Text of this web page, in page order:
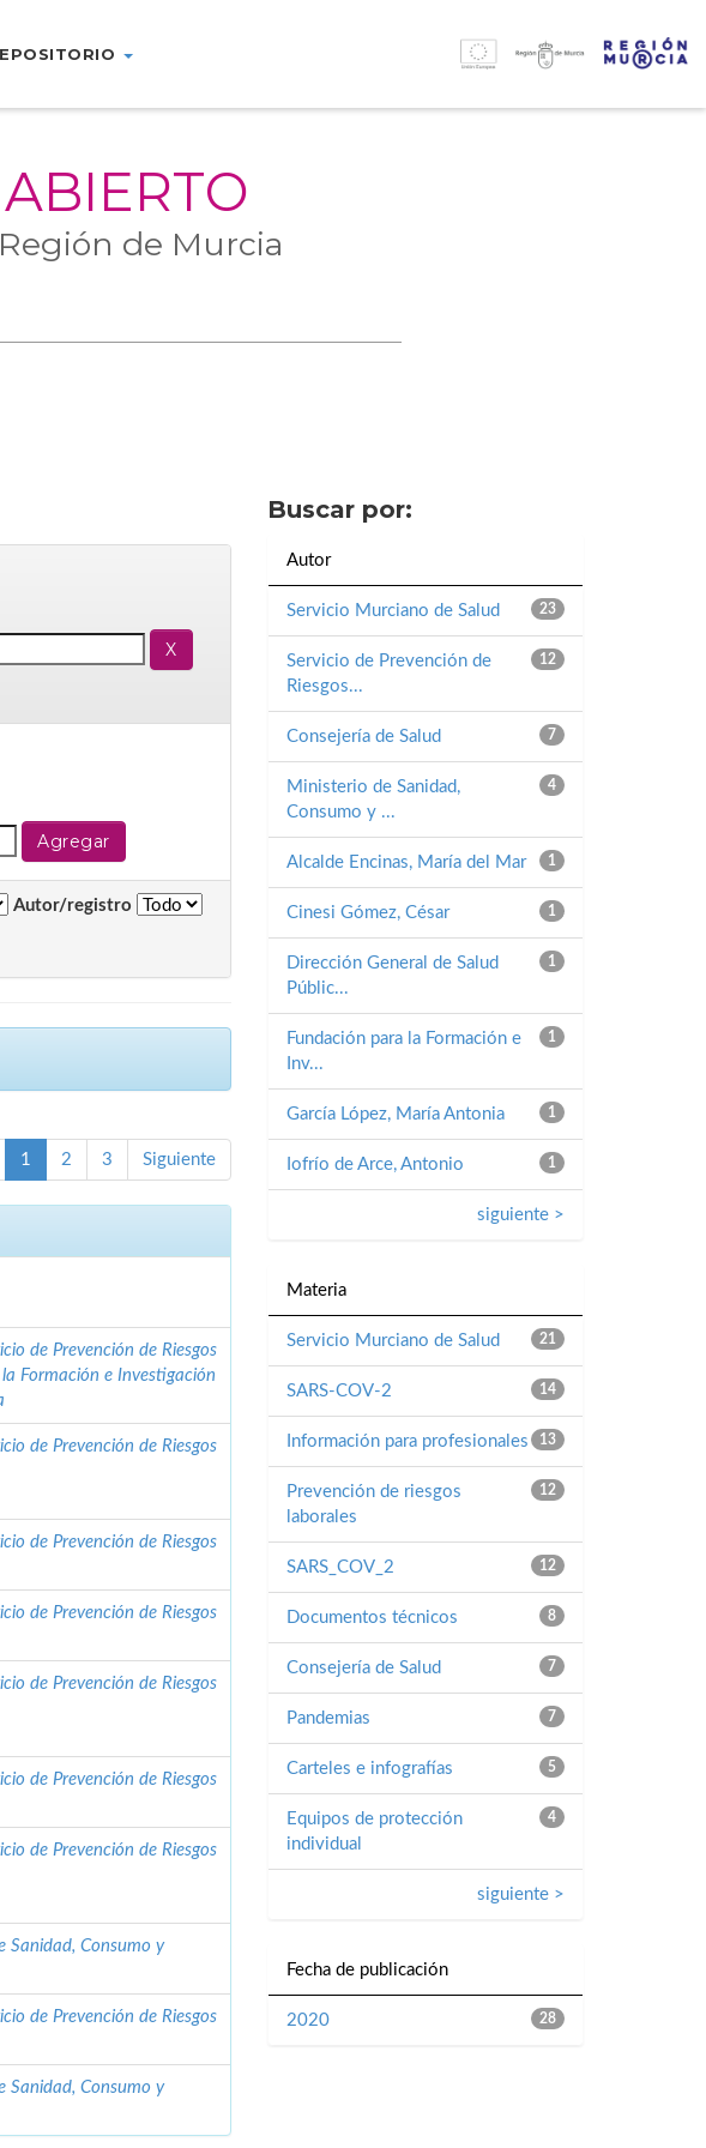
de Murcia
Autor/registro
1 2 3 Siguiente
de Prevención de Riesgos
Formación e Investigación
de Prevención de Riesgos
de Prevención de Riesgos
de Prevención de Riesgos
de Prevención de Riesgos
de Prevención de Riesgos
de Prevención de Riesgos
Sanidad, Consumo y
de Prevención de Riesgos
Sanidad, Consumo y
Buscar por:
Autor
23
Servicio Murciano de Salud
12
Servicio de Prevención de
Riesgos...
7
Consejería de Salud
4
Ministerio de Sanidad,
Consumo y ...
1
Alcalde Encinas, María del Mar
1
Cinesi Gómez, César
1
Dirección General de Salud
Públic...
1
Fundación para la Formación e
Inv...
1
García López, María Antonia
1
Iofrío de Arce, Antonio
siguiente >
Materia
21
Servicio Murciano de Salud
14
SARS-COV-2
13
Información para profesionales
12
Prevención de riesgos
laborales
12
SARS_COV_2
8
Documentos técnicos
7
Consejería de Salud
7
Pandemias
5
Carteles e infografías
4
Equipos de protección
individual
siguiente >
Fecha de publicación
28
2020